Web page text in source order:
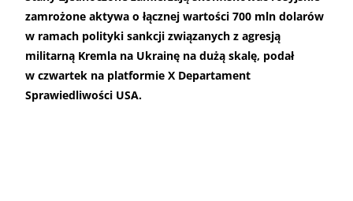
zamrożone aktywa o łącznej wartości 700 mln dolarów
w ramach polityki sankcji związanych z agresją
militarną Kremla na Ukrainę na dużą skalę, podał
w czwartek na platformie X Departament
Sprawiedliwości USA.